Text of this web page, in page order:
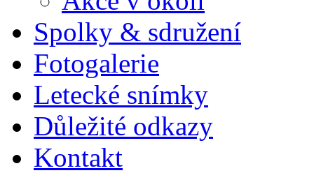
Spolky & sdružení
Fotogalerie
Letecké snímky
Důležité odkazy
Kontakt